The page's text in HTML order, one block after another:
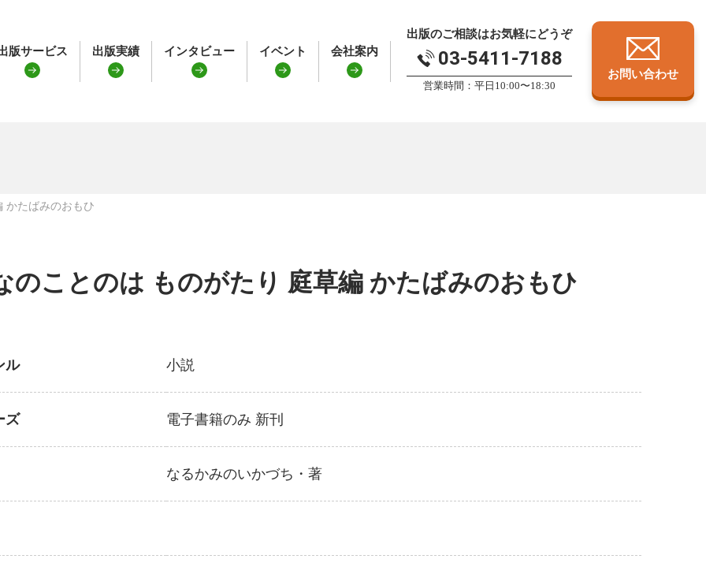
版サービス 出版実績 インタビュー イベント 会社案内
出版のご相談はお気軽にどうぞ
03-5411-7188
営業時間：平日10:00〜18:30
お問い合わせ
かたばみのおもひ
のことのは ものがたり 庭草編 かたばみのおもひ
ル 小説
ズ 電子書籍のみ 新刊
なるかみのいかづち ・著